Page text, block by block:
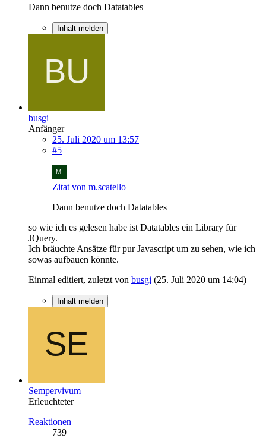
Dann benutze doch Datatables
Inhalt melden
busgi
Anfänger
25. Juli 2020 um 13:57
#5
Zitat von m.scatello
Dann benutze doch Datatables
so wie ich es gelesen habe ist Datatables ein Library für
JQuery.
Ich bräuchte Ansätze für pur Javascript um zu sehen, wie ich
sowas aufbauen könnte.
Einmal editiert, zuletzt von busgi (25. Juli 2020 um 14:04)
Inhalt melden
Sempervivum
Erleuchteter
Reaktionen
739